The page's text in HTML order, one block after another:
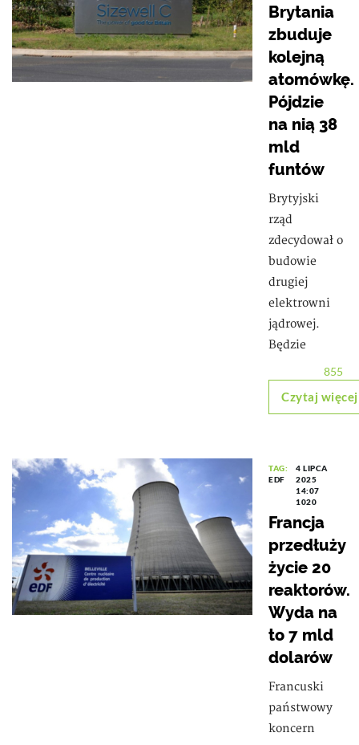
Brytania
zbuduje
kolejną
atomówkę.
Pójdzie
na nią 38
mld
funtów
Brytyjski
rząd
zdecydował o
budowie
drugiej
elektrowni
jądrowej.
Będzie
855
Czytaj więcej
TAG:
EDF
4 LIPCA
2025
14:07
1020
Francja
przedłuży
życie 20
reaktorów.
Wyda na
to 7 mld
dolarów
Francuski
państwowy
koncern